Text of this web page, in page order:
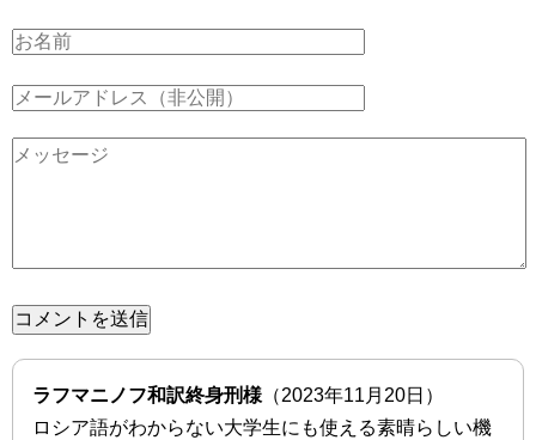
ラフマニノフ和訳終身刑様 （2023年11月20日）
ロシア語がわからない大学生にも使える素晴らしい機